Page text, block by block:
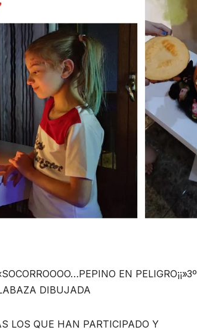
EN PELIGRO¡¡»3º
DIBUJADA
LOS QUE HAN PARTICIPADO Y